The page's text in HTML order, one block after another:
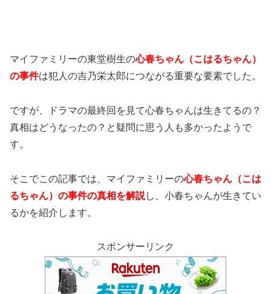
マイファミリーの東堂樹生の心春ちゃん（こはるちゃん）
の事件は犯人の吉乃栄太郎につながる重要な要素でした。
ですが、ドラマの最終回を見て心春ちゃんは生きてるの？
真相はどうなったの？と疑問に思う人も多かったようで
す。
そこでこの記事では、マイファミリーの心春ちゃん（こは
るちゃん）の事件の真相を解説し、小春ちゃんが生きてい
るかを紹介します。
スポンサーリンク